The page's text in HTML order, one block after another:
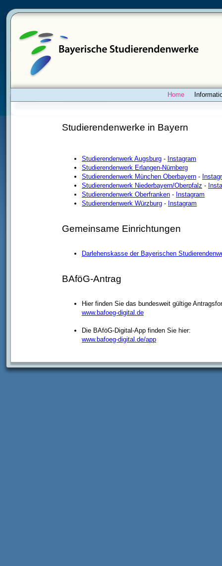
Home
Studierendenwerke in Bayern
Studierendenwerk Augsburg - Instagram
Studierendenwerk Erlangen-Nürnberg
Studierendenwerk München Oberbayern -
Studierendenwerk Niederbayern/Oberpfalz -
Studierendenwerk Oberfranken - Instagram
Studierendenwerk Würzburg - Instagram
Gemeinsame Einrichtungen
Darlehenskasse der Bayerischen
BAföG-Antrag
Hier finden Sie das bundesweit gültige
www.bafoeg-digital.de
Die BAföG-Digital-App finden Sie hier:
www.bafoeg-digital.de/app